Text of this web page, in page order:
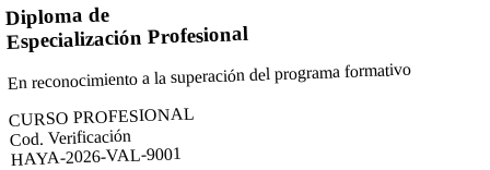
Diploma de
Especialización Profesional
En reconocimiento a la superación del programa formativo
CURSO PROFESIONAL
Cod. Verificación
HAYA-2026-VAL-9001